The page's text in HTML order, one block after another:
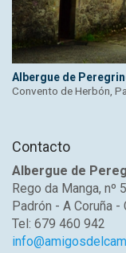
Albergue de
Convento de Herbón,
Contacto
Albergue de
Rego da Manga, nº
Padrón - A Coruña -
Tel: 679 460 942